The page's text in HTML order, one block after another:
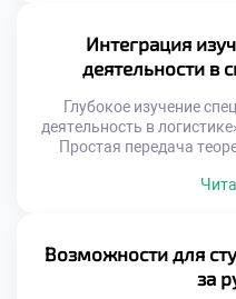
компании зависит от
Многие организации
стратегией
Интеграция
деятельности в
Глубокое изучение
деятельность в
Простая передача
быть интегрирован с
подготовке кадров.
трансформируется под
планы
Возможности для
за